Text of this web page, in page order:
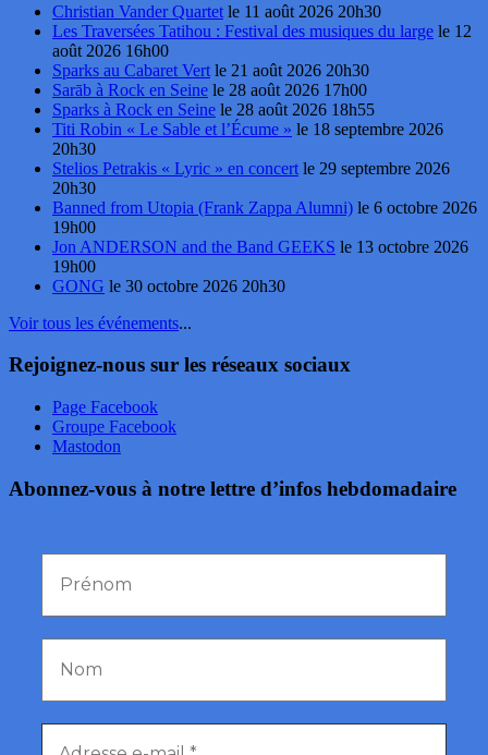
Christian Vander Quartet le 11 août 2026 20h30
Les Traversées Tatihou : Festival des musiques du large le 12
août 2026 16h00
Sparks au Cabaret Vert le 21 août 2026 20h30
Sarāb à Rock en Seine le 28 août 2026 17h00
Sparks à Rock en Seine le 28 août 2026 18h55
Titi Robin « Le Sable et l’Écume » le 18 septembre 2026
20h30
Stelios Petrakis « Lyric » en concert le 29 septembre 2026
20h30
Banned from Utopia (Frank Zappa Alumni) le 6 octobre 2026
19h00
Jon ANDERSON and the Band GEEKS le 13 octobre 2026
19h00
GONG le 30 octobre 2026 20h30
Voir tous les événements...
Rejoignez-nous sur les réseaux sociaux
Page Facebook
Groupe Facebook
Mastodon
Abonnez-vous à notre lettre d’infos hebdomadaire